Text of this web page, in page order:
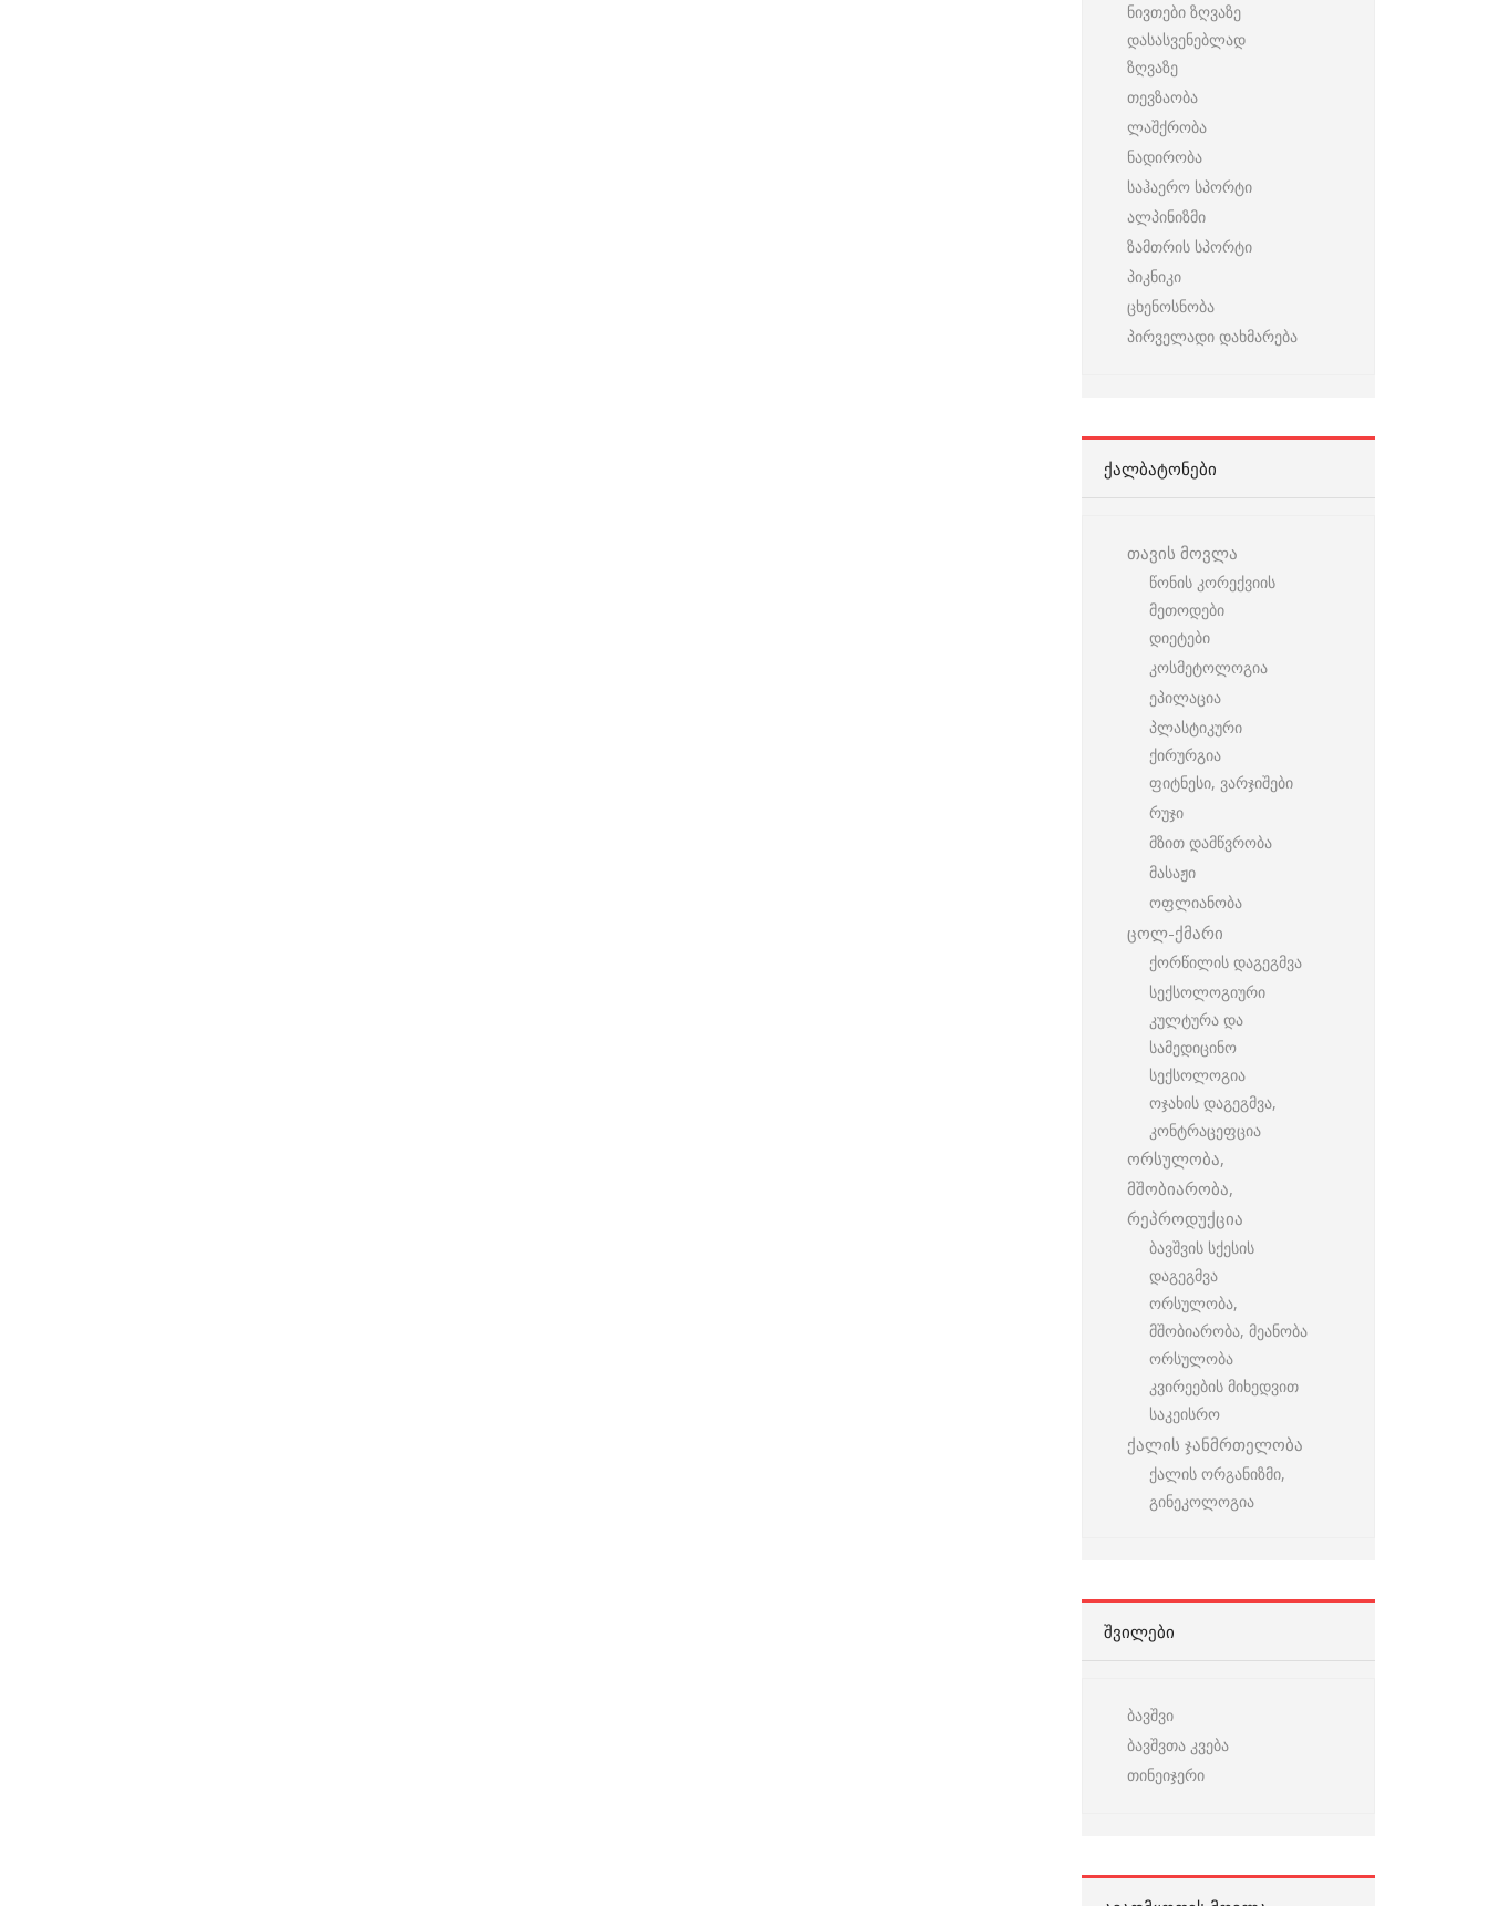
ნივთები ზღვაზე
დასასვენებლად
ზღვაზე
თევზაობა
ლაშქრობა
ნადირობა
საჰაერო სპორტი
ალპინიზმი
ზამთრის სპორტი
პიკნიკი
ცხენოსნობა
პირველადი დახმარება
ᲥᲐᲚᲑᲐᲢᲝᲜᲔᲑᲘ
თავის მოვლა
წონის კორექვიის
მეთოდები
დიეტები
კოსმეტოლოგია
ეპილაცია
პლასტიკური
ქირურგია
ფიტნესი, ვარჯიშები
რუჯი
მზით დამწვრობა
მასაჟი
ოფლიანობა
ცოლ-ქმარი
ქორწილის დაგეგმვა
სექსოლოგიური
კულტურა და
სამედიცინო
სექსოლოგია
ოჯახის დაგეგმვა,
კონტრაცეფცია
ორსულობა,
მშობიარობა,
რეპროდუქცია
ბავშვის სქესის
დაგეგმვა
ორსულობა,
მშობიარობა, მეანობა
ორსულობა
კვირეების მიხედვით
საკეისრო
ქალის ჯანმრთელობა
ქალის ორგანიზმი,
გინეკოლოგია
ᲨᲕᲘᲚᲔᲑᲘ
ბავშვი
ბავშვთა კვება
თინეიჯერი